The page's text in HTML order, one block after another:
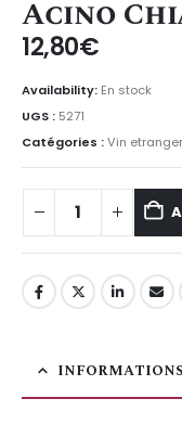
Acino
12,80€
Availability: En stock
UGS : 5271
Catégories :Vin etranger